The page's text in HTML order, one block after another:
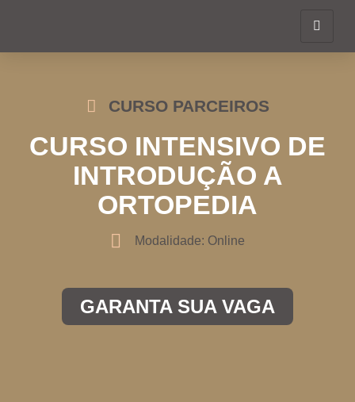
CURSO PARCEIROS
CURSO INTENSIVO DE
INTRODUÇÃO A
ORTOPEDIA
Modalidade: Online
GARANTA SUA VAGA